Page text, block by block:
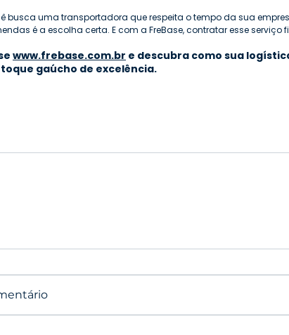
busca uma transportadora que respeita o tempo da sua
é a escolha certa. E com a FreBase, contratar esse
www.frebase.com.br e descubra como sua
gaúcho de excelência.